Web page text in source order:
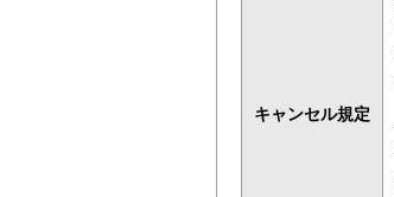
キャンセル規定